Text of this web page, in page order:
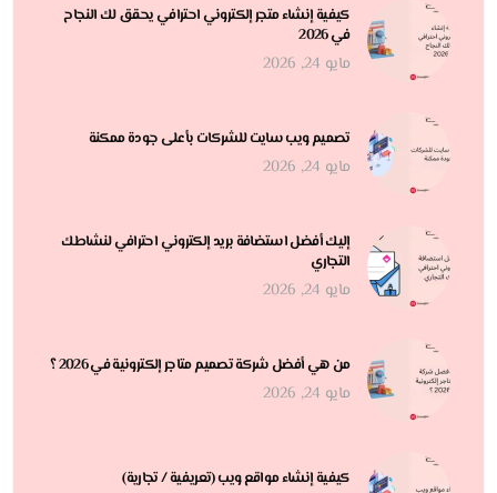
كيفية إنشاء متجر إلكتروني احترافي يحقق لك النجاح
في 2026
مايو 24, 2026
تصميم ويب سايت للشركات بأعلى جودة ممكنة
مايو 24, 2026
إليك أفضل استضافة بريد إلكتروني احترافي لنشاطك
التجاري
مايو 24, 2026
من هي أفضل شركة تصميم متاجر إلكترونية في 2026 ؟
مايو 24, 2026
كيفية إنشاء مواقع ويب (تعريفية / تجارية)